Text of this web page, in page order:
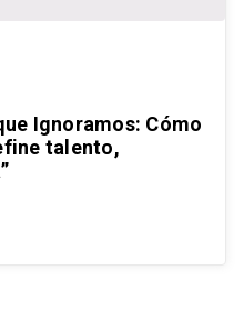
Ignoramos: Cómo
talento,